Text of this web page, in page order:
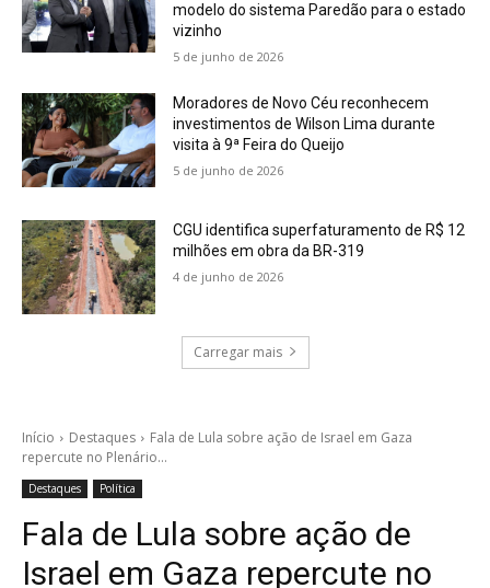
modelo do sistema Paredão para o estado
vizinho
5 de junho de 2026
Moradores de Novo Céu reconhecem
investimentos de Wilson Lima durante
visita à 9ª Feira do Queijo
5 de junho de 2026
CGU identifica superfaturamento de R$ 12
milhões em obra da BR-319
4 de junho de 2026
Carregar mais